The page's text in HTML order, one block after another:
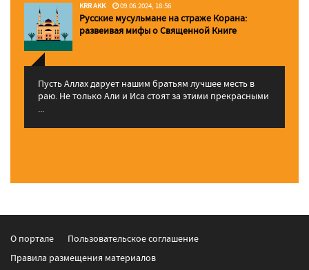
KRR AKK 09.06.2024, 18:56
Русские мусульмане на страже Корана:
pазвеивая мифы о Священной Книге
Пусть Аллах дарует нашим братьям лучшее месть в
раю. Не только Али и Иса стоят за этими прекрасными
...
О портале
Пользовательское соглашение
Правила размещения материалов